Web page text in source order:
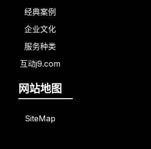
经典案例
企业文化
服务种类
互动j9.com
网站地图
SiteMap